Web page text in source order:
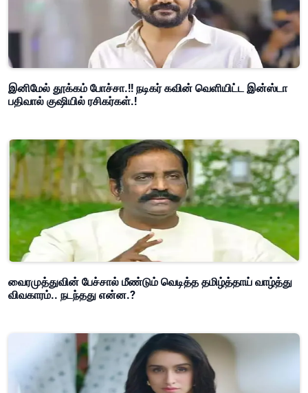
இனிமேல் தூக்கம் போச்சா.!! நடிகர் கவின் வெளியிட்ட இன்ஸ்டா
பதிவால் குஷியில் ரசிகர்கள்.!
வைரமுத்துவின் பேச்சால் மீண்டும் வெடித்த தமிழ்த்தாய் வாழ்த்து
விவகாரம்.. நடந்தது என்ன.?